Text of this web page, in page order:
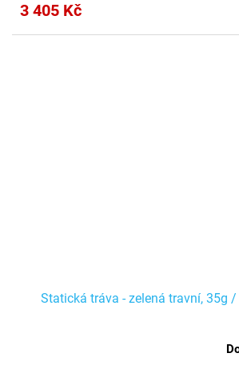
3 405 Kč
Statická tráva - zelená travní, 35g